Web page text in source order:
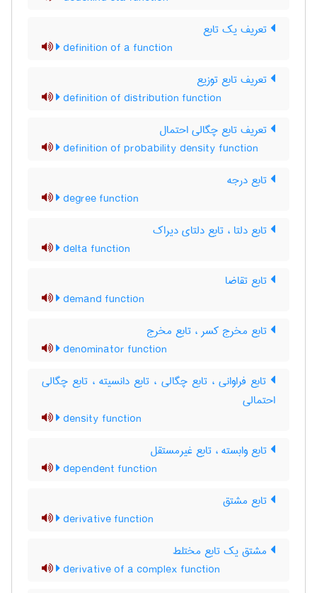
تعریف یک تابع
definition of a function
تعریف تابع توزیع
definition of distribution function
تعریف تابع چگالی احتمال
definition of probability density function
تابع درجه
degree function
تابع دلتا ، تابع دلتای دیراک
delta function
تابع تقاضا
demand function
تابع مخرج کسر ، تابع مخرج
denominator function
تابع فراوانی ، تابع چگالی ، تابع دانسیته ، تابع چگالی
احتمالی
density function
تابع وابسته ، تابع غیرمستقل
dependent function
تابع مشتق
derivative function
مشتق یک تابع مختلط
derivative of a complex function